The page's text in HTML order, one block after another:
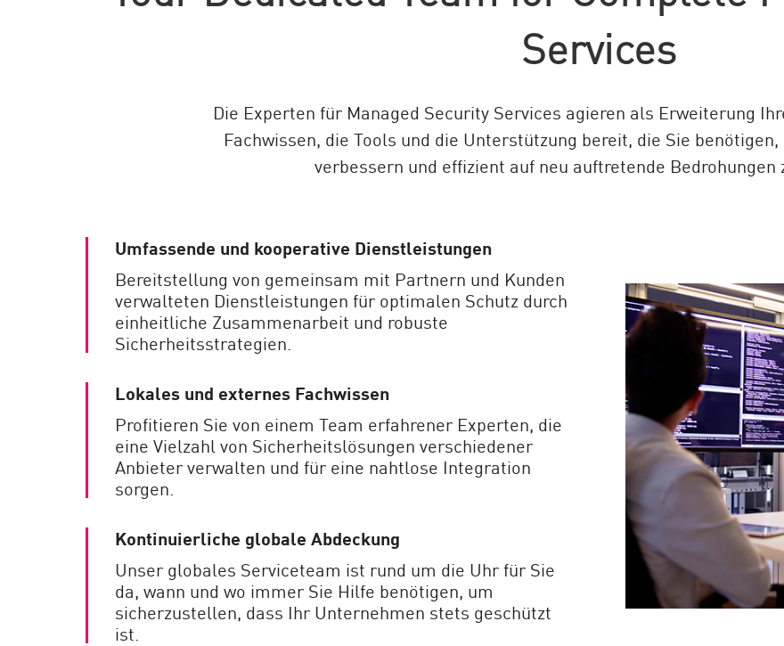
AI Agent Security
Services
Die Experten für Managed Security Services agieren als Erweiterung
Fachwissen, die Tools und die Unterstützung bereit, die Sie
verbessern und effizient auf neu auftretende Bedrohungen
Umfassende und kooperative Dienstleistungen
Bereitstellung von gemeinsam mit Partnern und Kunden
verwalteten Dienstleistungen für optimalen Schutz durch
einheitliche Zusammenarbeit und robuste
Sicherheitsstrategien.
Lokales und externes Fachwissen
Profitieren Sie von einem Team erfahrener Experten, die
eine Vielzahl von Sicherheitslösungen verschiedener
Anbieter verwalten und für eine nahtlose Integration
sorgen.
Kontinuierliche globale Abdeckung
Unser globales Serviceteam ist rund um die Uhr für Sie
da, wann und wo immer Sie Hilfe benötigen, um
sicherzustellen, dass Ihr Unternehmen stets geschützt
ist.